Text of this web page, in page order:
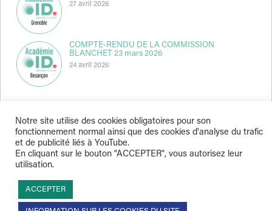
27 avril 2026
COMPTE-RENDU DE LA COMMISSION
BLANCHET 23 mars 2026
24 avril 2026
Indépendance & Direction © 2026
Notre site utilise des cookies obligatoires pour son
fonctionnement normal ainsi que des cookies d'analyse du trafic
et de publicité liés à YouTube.
En cliquant sur le bouton "ACCEPTER", vous autorisez leur
utilisation.
ACCEPTER